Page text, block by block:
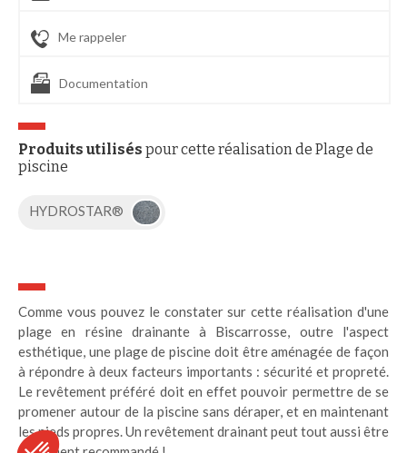
Me rappeler
Documentation
Produits utilisés pour cette réalisation de Plage de
piscine
HYDROSTAR®
Comme vous pouvez le constater sur cette réalisation d'une
plage en résine drainante à Biscarrosse, outre l'aspect
esthétique, une plage de piscine doit être aménagée de façon
à répondre à deux facteurs importants : sécurité et propreté.
Le revêtement préféré doit en effet pouvoir permettre de se
promener autour de la piscine sans déraper, et en maintenant
les pieds propres. Un revêtement drainant peut tout aussi être